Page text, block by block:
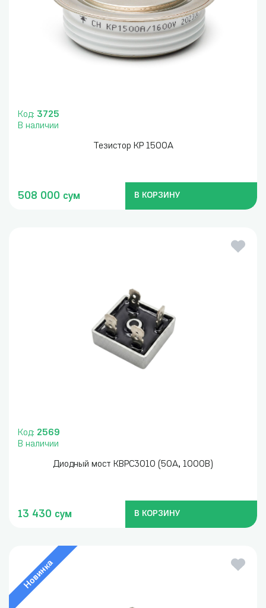
Код: 3725
В наличии
Тезистор KP 1500A
508 000 сум В КОРЗИНУ
Код: 2569
В наличии
Диодный мост КВРС3010 (50А, 1000В)
13 430 сум В КОРЗИНУ
Новинка